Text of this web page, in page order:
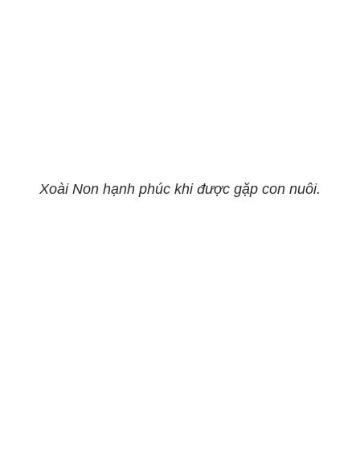
Xoài Non hạnh phúc khi được gặp con nuôi.